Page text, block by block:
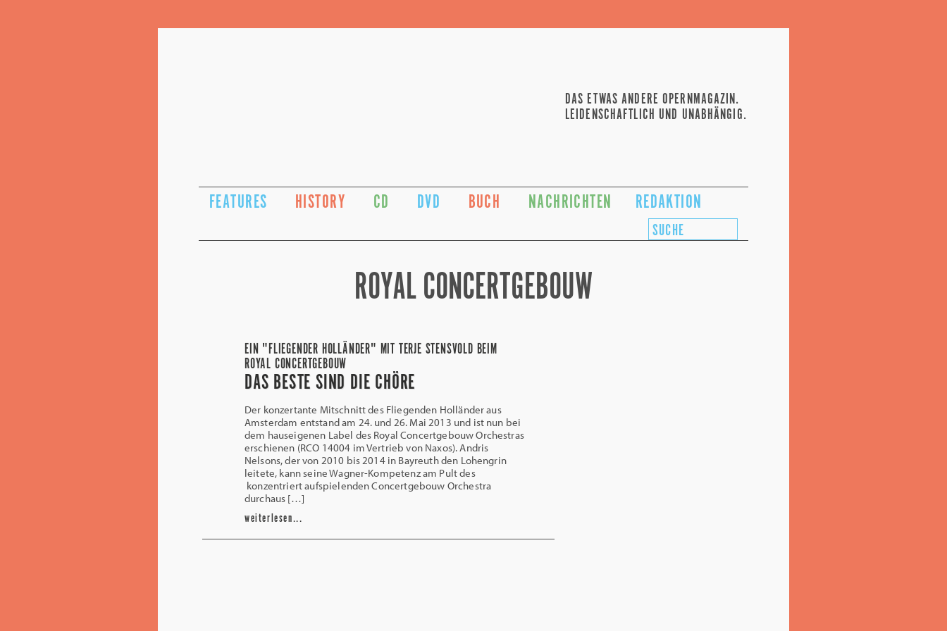
DAS ETWAS ANDERE OPERNMAGAZIN.
LEIDENSCHAFTLICH UND UNABHÄNGIG.
FEATURES HISTORY CD DVD BUCH NACHRICHTEN REDAKTION
ROYAL CONCERTGEBOUW
EIN "FLIEGENDER HOLLÄNDER" MIT TERJE STENSVOLD BEIM
ROYAL CONCERTGEBOUW
DAS BESTE SIND DIE CHÖRE
Der konzertante Mitschnitt des Fliegenden Holländer aus
Amsterdam entstand am 24. und 26. Mai 2013 und ist nun bei
dem hauseigenen Label des Royal Concertgebouw Orchestras
erschienen (RCO 14004 im Vertrieb von Naxos). Andris
Nelsons, der von 2010 bis 2014 in Bayreuth den Lohengrin
leitete, kann seine Wagner-Kompetenz am Pult des
konzentriert aufspielenden Concertgebouw Orchestra
durchaus […]
weiterlesen...